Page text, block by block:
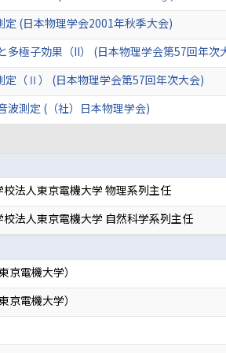
定 (日本物理学会2001年秋季大会)
多極子効果（II） (日本物理学会第57回年次
定（Ⅱ） (日本物理学会第57回年次大会)
波測定 (（社）日本物理学会)
校法人東京電機大学 物理系列主任
校法人東京電機大学 自然科学系列主任
京電機大学）
京電機大学）